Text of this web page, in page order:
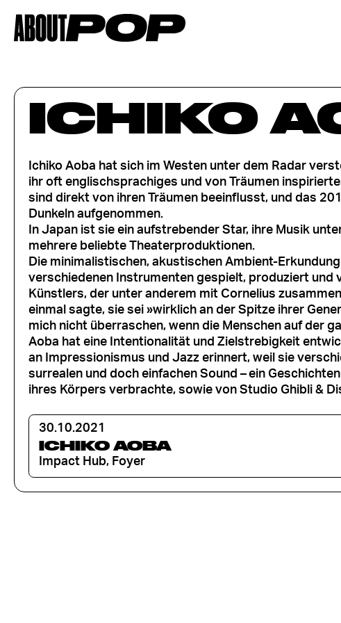
ICHIKO
Ichiko Aoba hat sich im Westen unter dem Radar
ihr oft englischsprachiges und von Träumen
sind direkt von ihren Träumen beeinflusst, und das
Dunkeln aufgenommen.
In Japan ist sie ein aufstrebender Star, ihre Musik
mehrere beliebte Theaterproduktionen.
Die minimalistischen, akustischen Ambient-
verschiedenen Instrumenten gespielt, produziert und
Künstlers, der unter anderem mit Cornelius
einmal sagte, sie sei »wirklich an der Spitze ihrer
mich nicht überraschen, wenn die Menschen auf der
Aoba hat eine Intentionalität und Zielstrebigkeit
an Impressionismus und Jazz erinnert, weil sie
surrealen und doch einfachen Sound –ein
ihres Körpers verbrachte, sowie von Studio Ghibli &
30.10.2021
ICHIKO AOBA
Impact Hub, Foyer